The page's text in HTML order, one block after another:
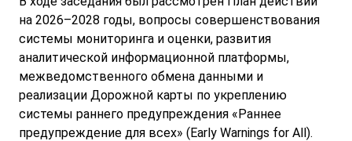
на 2026–2028 годы, вопросы совершенствования
системы мониторинга и оценки, развития
аналитической информационной платформы,
межведомственного обмена данными и
реализации Дорожной карты по укреплению
системы раннего предупреждения «Раннее
предупреждение для всех» (Early Warnings for All).